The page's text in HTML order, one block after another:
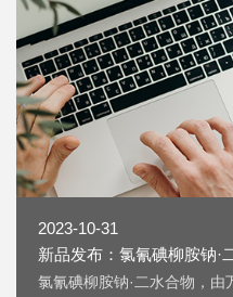
2023-10-31
新品发布：氯氰碘柳胺钠·
dihydrate [61438-64-0] 上线
氯氰碘柳胺钠·二水合物，由